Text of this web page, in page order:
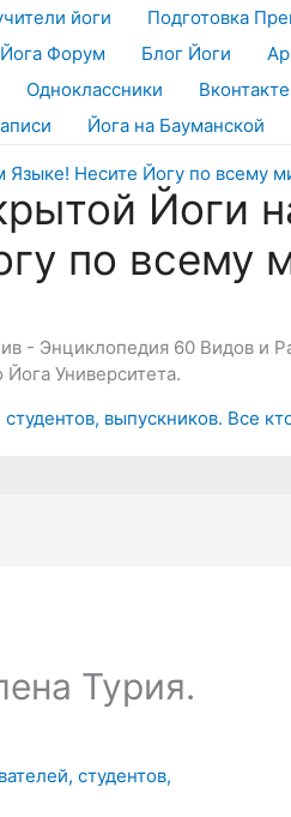
йоги
Подготовка
Йога Форум Блог Йоги
Одноклассники Вконтакте
Йога на Бауманской
Йоги
по всему
- Энциклопедия 60 Видов и
Университета.
выпускников. Все
Турия.
студентов,